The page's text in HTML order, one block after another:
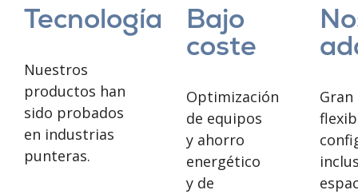
Tecnología
Nuestros
productos han
sido probados
en industrias
punteras.
Bajo
coste
Optimización
de equipos
y ahorro
energético
y de
Gran